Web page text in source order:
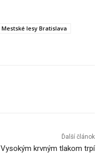
Mestské lesy Bratislava
Ďalší článok
Vysokým krvným tlakom trpí